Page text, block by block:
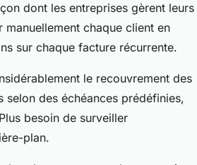
dont les entreprises gèrent leurs
chaque client en
sur chaque facture récurrente.
le recouvrement des
selon des échéances prédéfinies,
besoin de surveiller
plan.